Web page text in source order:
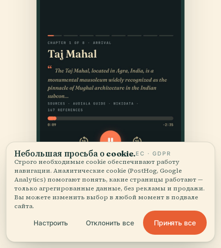
Небольшая просьба о cookie.ЕС · GDPR
Строго необходимые cookie обеспечивают работу
навигации. Аналитические cookie (PostHog, Google
Analytics) помогают понять, какие страницы работают —
только агрегированные данные, без рекламы и продажи.
Вы можете изменить выбор в любой момент в подвале
сайта.
Настроить Отклонить все Принять все